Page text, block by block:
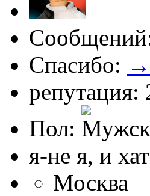
Спасибо: →
репутация:
Пол:
я-не я, и
Москва